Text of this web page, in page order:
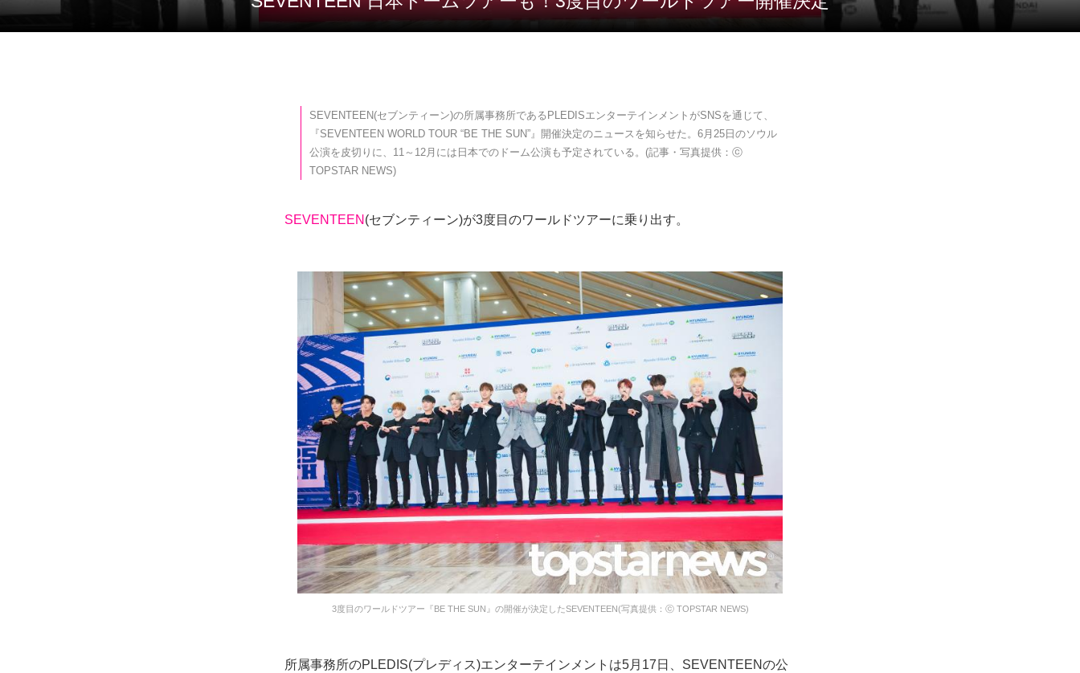
SEVENTEEN(セブンティーン)の所属事務所であるPLEDISエンターテインメントがSNSを通じて、
『SEVENTEEN WORLD TOUR “BE THE SUN”』開催決定のニュースを知らせた。6月25日のソウル
公演を皮切りに、11～12月には日本でのドーム公演も予定されている。(記事・写真提供：ⓒ
TOPSTAR NEWS)
SEVENTEEN (セブンティーン)が3度目のワールドツアーに乗り出す。
3度目のワールドツアー『BE THE SUN』の開催が決定したSEVENTEEN(写真提供：ⓒ TOPSTAR NEWS)
所属事務所のPLEDIS(プレディス)エンターテインメントは5月17日、SEVENTEENの公